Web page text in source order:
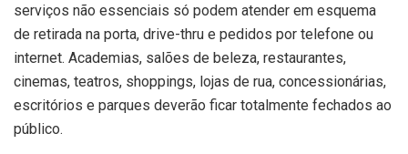
serviços não essenciais só podem atender em esquema
de retirada na porta, drive-thru e pedidos por telefone ou
internet. Academias, salões de beleza, restaurantes,
cinemas, teatros, shoppings, lojas de rua, concessionárias,
escritórios e parques deverão ficar totalmente fechados ao
público.